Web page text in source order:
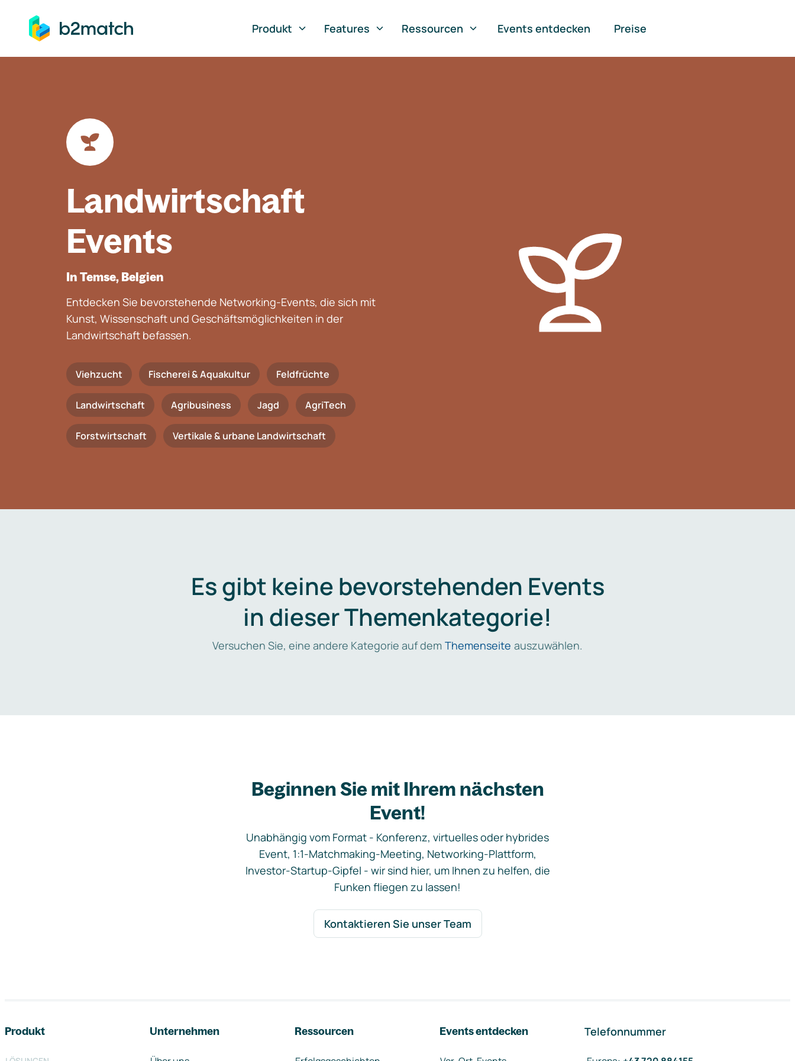
springen
Produkt
Features Ressourcen Events entdecken Preise
Landwirtschaft
Events
In Temse, Belgien
Entdecken Sie bevorstehende Networking-Events, die sich mit
Kunst, Wissenschaft und Geschäftsmöglichkeiten in der
Landwirtschaft befassen.
Viehzucht Fischerei & Aquakultur Feldfrüchte
Landwirtschaft Agribusiness Jagd AgriTech
Forstwirtschaft Vertikale & urbane Landwirtschaft
Es gibt keine bevorstehenden Events
in dieser Themenkategorie!
Versuchen Sie, eine andere Kategorie auf dem Themenseite auszuwählen.
Beginnen Sie mit Ihrem nächsten
Event!
Unabhängig vom Format - Konferenz, virtuelles oder hybrides
Event, 1:1-Matchmaking-Meeting, Networking-Plattform,
Investor-Startup-Gipfel - wir sind hier, um Ihnen zu helfen, die
Funken fliegen zu lassen!
Kontaktieren Sie unser Team
Produkt Unternehmen Ressourcen Events entdecken Telefonnummer